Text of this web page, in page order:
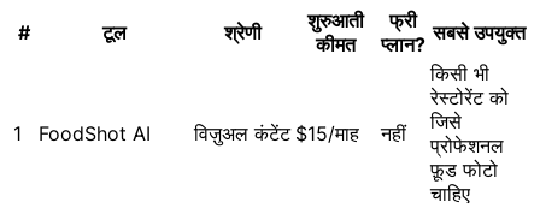
# टूल श्रेणी
शुरुआती
कीमत
फ्री
प्लान? सबसे उपयुक्त
1 FoodShot AI विज़ुअल कंटेंट $15/माह नहीं
किसी भी
रेस्टोरेंट को
जिसे
प्रोफेशनल
फ़ूड फोटो
चाहिए